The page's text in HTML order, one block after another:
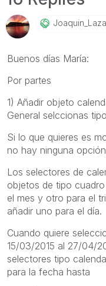
Buenos días María:
Por partes
1) Añadir objeto
General selccionas
Si lo que quieres es
no hay ninguna
Los selectores de
objetos de tipo
el mes y otro para el
añadir uno para el día.
Cuando quiere
15/03/2015 al 27/04/
selectores tipo
para la fecha hasta